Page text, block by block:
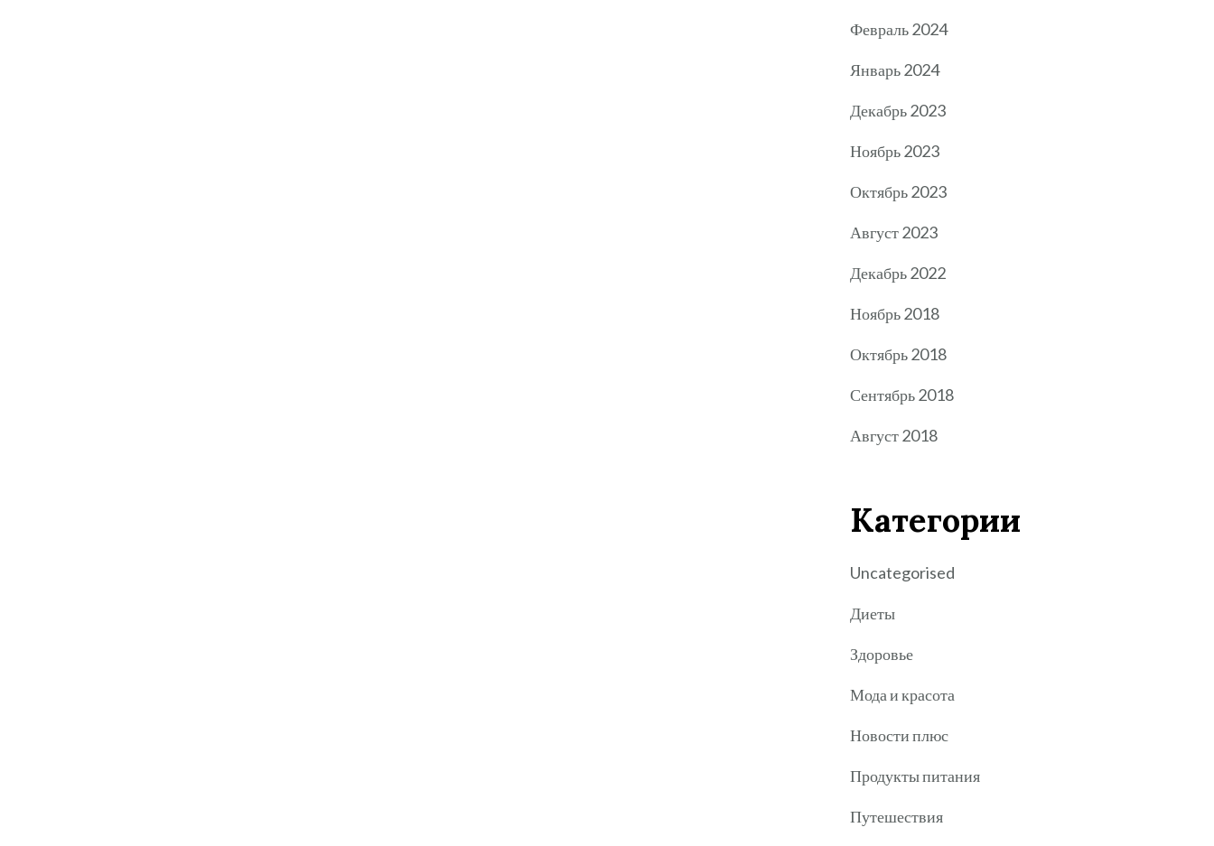
Февраль 2024
Январь 2024
Декабрь 2023
Ноябрь 2023
Октябрь 2023
Август 2023
Декабрь 2022
Ноябрь 2018
Октябрь 2018
Сентябрь 2018
Август 2018
Категории
Uncategorised
Диеты
Здоровье
Мода и красота
Новости плюс
Продукты питания
Путешествия